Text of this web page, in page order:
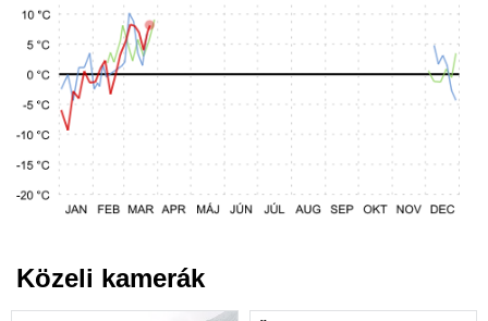
Közeli kamerák